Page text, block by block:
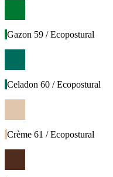
Gazon 59 / Ecopostural
Celadon 60 / Ecopostural
Crème 61 / Ecopostural